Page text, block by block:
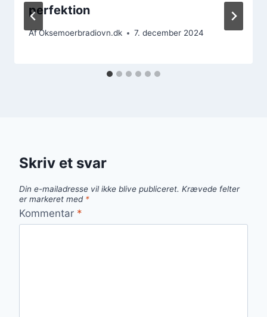
perfektion
AfOksemoerbradiovn.dk 7. december 2024
Skriv et svar
Din e-mailadresse vil ikke blive publiceret. Krævede felter
er markeret med *
Kommentar *